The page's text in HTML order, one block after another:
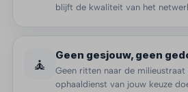
blijft de kwaliteit van het
🧘 Geen gesjouw, geen
Geen ritten naar de milieustraat
ophaaldienst van jouw keuze